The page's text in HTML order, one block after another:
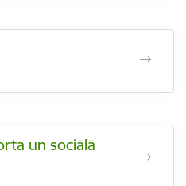
un sociālā